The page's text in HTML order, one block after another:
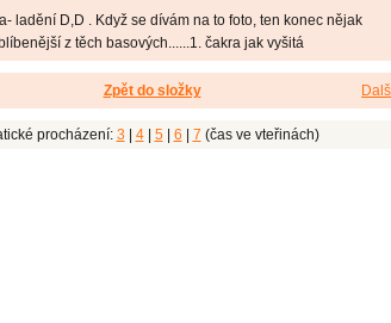
ladění D,D . Když se dívám na to foto, ten konec nějak
z těch basových......1. čakra jak vyšitá
Zpět do složky
procházení: 3 4| 5| 6 7 (čas ve vteřinách)